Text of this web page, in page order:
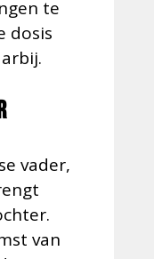
te
dosis
vader,
van